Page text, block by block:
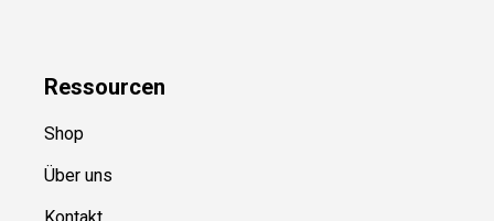
Ressourcen
Shop
Über uns